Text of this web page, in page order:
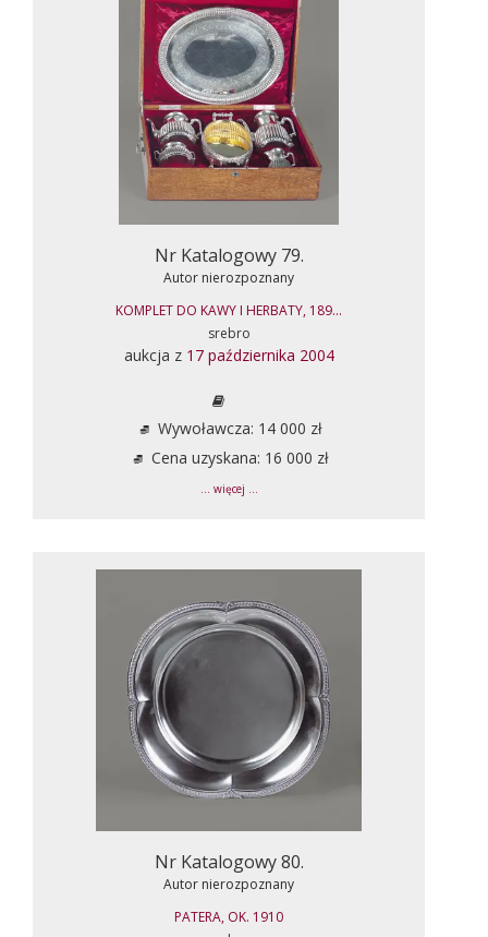
Nr Katalogowy 79.
Autor nierozpoznany
KOMPLET DO KAWY I HERBATY, 189...
srebro
aukcja z 17 października 2004
Wywoławcza: 14 000 zł
Cena uzyskana: 16 000 zł
... więcej ...
Nr Katalogowy 80.
Autor nierozpoznany
PATERA, OK. 1910